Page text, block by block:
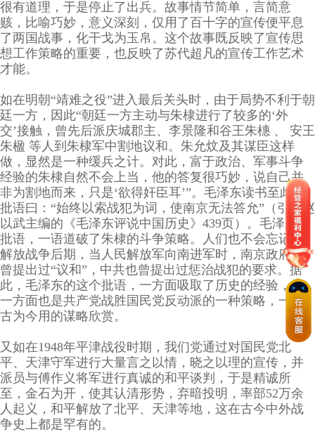
很有道理，于是停止了出兵。故事情节简单，言简意
赅，比喻巧妙，意义深刻，仅用了百十字的宣传便平息
了两国战事，化干戈为玉帛。这个故事既反映了宣传思
想工作策略的重要，也反映了苏代超凡的宣传工作艺术
才能。
如在明朝“靖难之役”进入最后关头时，由于局势不利于朝
廷一方，因此“朝廷一方主动与朱棣进行了较多的‘外
交’接触，曾先后派庆城郡主、李景隆和谷王朱橞 、 安王
朱楹 等人到朱棣军中割地议和。朱允炆及其谋臣这样
做，显然是一种缓兵之计。对此，富于政治、军事斗争
经验的朱棣自然不会上当，他的答复很巧妙，说自己并
非为割地而来，只是‘欲得奸臣耳’”。毛泽东读书至此，
批语曰：“始终以索战犯为词，使南京无法答允”（引自赵
以武主编的《毛泽东评说中国历史》439页）。毛泽东的
批语，一语道破了朱棣的斗争策略。人们也不会忘记，
解放战争后期，当人民解放军向南进军时，南京政府也
曾提出过“议和”，中共也曾提出过惩治战犯的要求。据
此，毛泽东的这个批语，一方面吸取了历史的经验，另
一方面也是共产党战胜国民党反动派的一种策略，一种
古为今用的谋略欣赏。
又如在1948年平津战役时期，我们党通过对国民党北
平、天津守军进行大量言之以情，晓之以理的宣传，并
派员与傅作义将军进行真诚的和平谈判，于是精诚所
至，金石为开，使其认清形势，弃暗投明，率部52万余
人起义，和平解放了北平、天津等地，这在古今中外战
争史上都是罕有的。